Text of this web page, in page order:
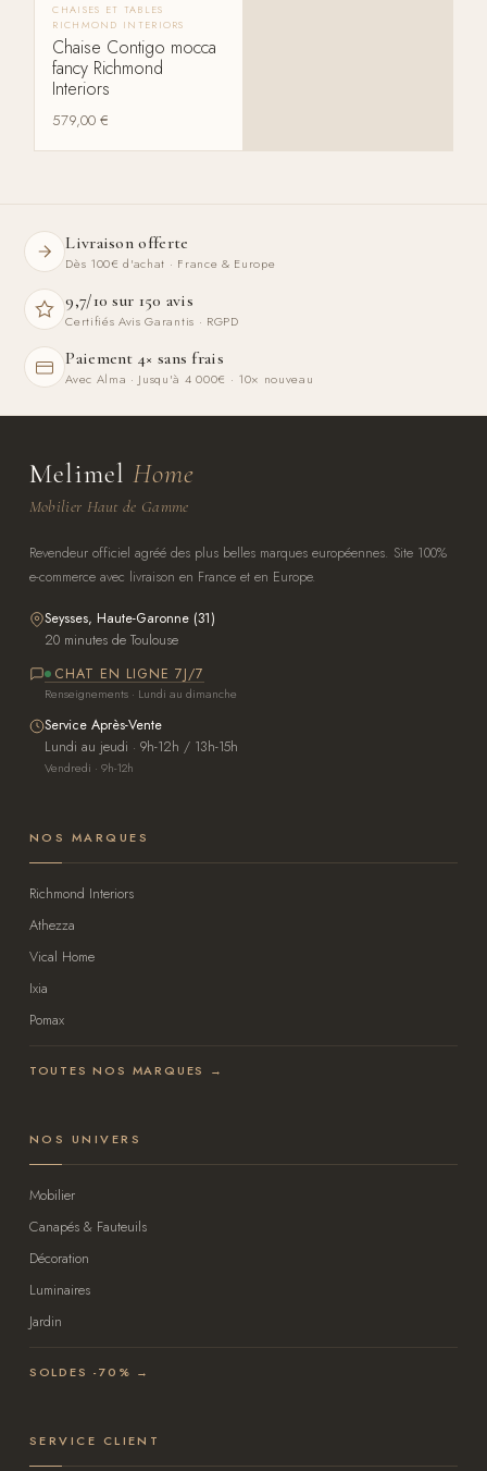
CHAISES ET TABLES
RICHMOND INTERIORS
Chaise Contigo mocca
fancy Richmond
Interiors
579,00€
Livraison offerte
Dès 100€ d'achat · France & Europe
9,7/10 sur 150 avis
Certifiés Avis Garantis · RGPD
Paiement 4× sans frais
Avec Alma · Jusqu'à 4 000€ · 10× nouveau
Melimel Home
Mobilier Haut de Gamme
Revendeur officiel agréé des plus belles marques européennes. Site 100%
e-commerce avec livraison en France et en Europe.
Seysses, Haute-Garonne (31)
20 minutes de Toulouse
CHAT EN LIGNE 7J/7
Renseignements · Lundi au dimanche
Service Après-Vente
Lundi au jeudi · 9h-12h / 13h-15h
Vendredi · 9h-12h
NOS MARQUES
Richmond Interiors
Athezza
Vical Home
Ixia
Pomax
TOUTES NOS MARQUES →
NOS UNIVERS
Mobilier
Canapés & Fauteuils
Décoration
Luminaires
Jardin
SOLDES -70% →
SERVICE CLIENT